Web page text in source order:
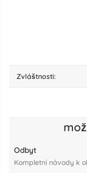
zvláštnosti:
Odbyt
kompletní návody k